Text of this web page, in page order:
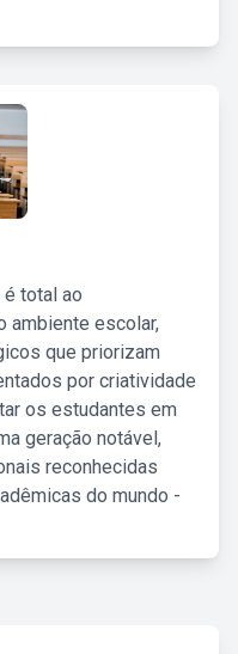
é total ao
ambiente escolar,
que priorizam
por criatividade
os estudantes em
geração notável,
reconhecidas
do mundo -